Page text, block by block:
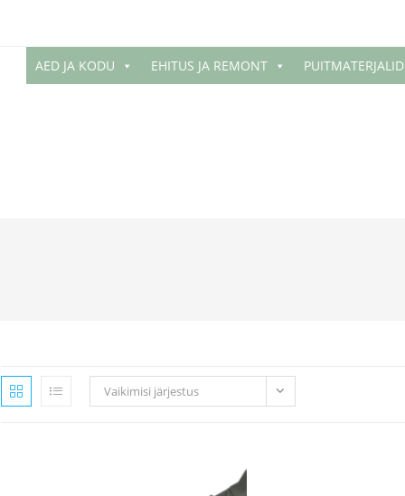
AED JA KODU EHITUS JA REMONT PUITMATERJALID
Vaikimisi järjestus